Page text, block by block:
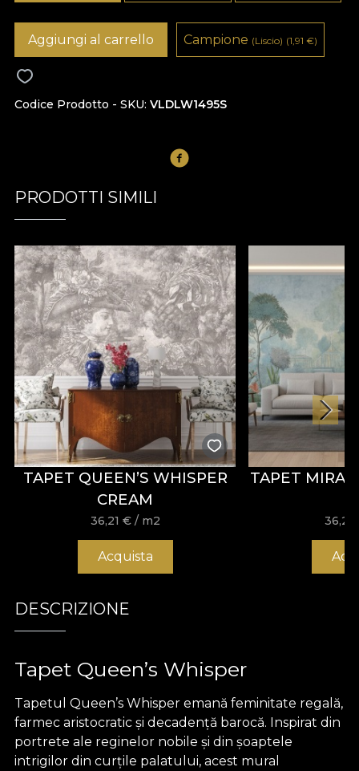
Codice Prodotto - SKU VLDLW1495S
Aggiungi al carrello Campione (Liscio) (1,91 €)
PRODOTTI SIMILI
TAPET QUEEN’S WHISPER
CREAM
36,21 € / m2
Acquista
TAPET
36,21
DESCRIZIONE
Tapet Queen’s Whisper
Tapetul Queen’s Whisper emană feminitate regală,
farmec aristocratic și decadență barocă. Inspirat din
portrete ale reginelor nobile și din șoaptele
intrigilor din curțile palatului, acest mural